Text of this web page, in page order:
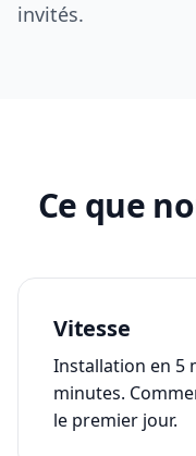
invités.
Ce que
Vitesse
Installation en 5
minutes.
le premier jour.